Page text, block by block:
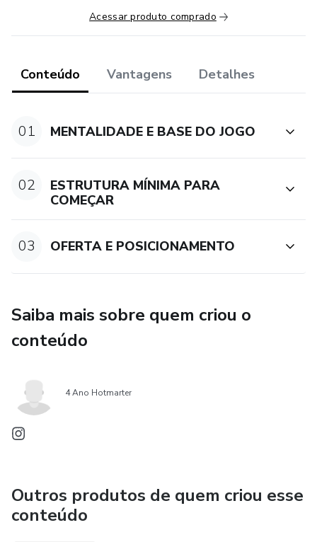
Acessar produto comprado
Conteúdo Vantagens Detalhes
01 MENTALIDADE E BASE DO JOGO
02
ESTRUTURA MÍNIMA PARA
COMEÇAR
03 OFERTA E POSICIONAMENTO
Saiba mais sobre quem criou o
conteúdo
4 Ano Hotmarter
Outros produtos de quem criou esse
conteúdo